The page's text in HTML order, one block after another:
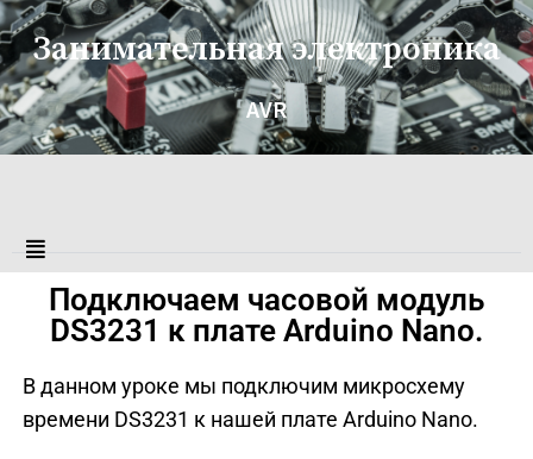
Занимательная электроника
AVR
Подключаем часовой модуль
DS3231 к плате Arduino Nano.
В данном уроке мы подключим микросхему
времени DS3231 к нашей плате Arduino Nano.